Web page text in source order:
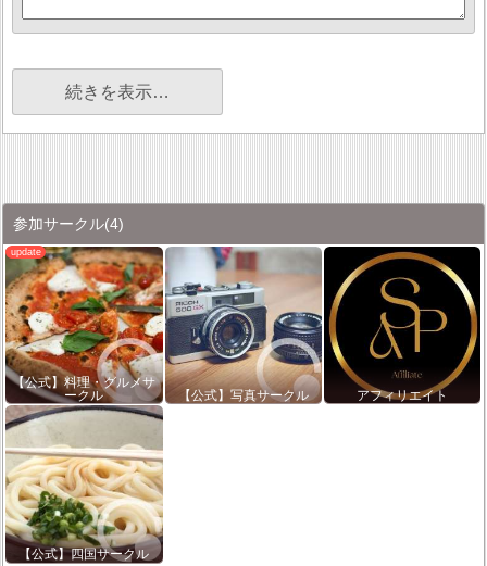
続きを表示…
参加サークル(4)
【公式】料理・グルメサ
ークル
【公式】写真サークル アフィリエイト
【公式】四国サークル